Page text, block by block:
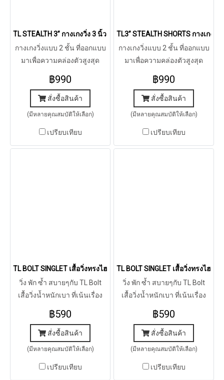
TL STEALTH 3” กางเกงวิ่ง 3 นิ้ว รุ่น สเตลท์ (Limited Color)
กางเกงวิ่งแบบ 2 ชั้น ที่ออกแบบ
มาเพื่อความคล่องตัวสูงสุด
วิ่ง
฿990
สั่งซื้อสินค้า
(มีหลายคุณสมบัติให้เลือก)
เปรียบเทียบ
TL3” STEALTH SHORTS กางเกงวิ่
กางเกงวิ่งแบบ 2 ชั้น ที่ออกแบบ
มาเพื่อความคล่องตัวสูงสุด
วิ่ง
฿990
สั่งซื้อสินค้า
(มีหลายคุณสมบัติให้เลือก)
เปรียบเทียบ
TL BOLT SINGLET เสื้อวิ่งทรงไฮบริดรุ่น โบลต์ (เหลือง)
วิ่ง พัก ซ้ำ สบายๆกับ TL Bolt
เสื้อวิ่งน้ำหนักเบา ที่เน้นเรื่อง
แห้งเร็ว
฿590
สั่งซื้อสินค้า
(มีหลายคุณสมบัติให้เลือก)
เปรียบเทียบ
TL BOLT SINGLET เสื้อวิ่งทรงไฮบ
วิ่ง พัก ซ้ำ สบายๆกับ TL Bolt
เสื้อวิ่งน้ำหนักเบา ที่เน้นเรื่อง
แห้งเร็ว
฿590
สั่งซื้อสินค้า
(มีหลายคุณสมบัติให้เลือก)
เปรียบเทียบ